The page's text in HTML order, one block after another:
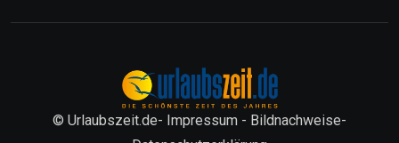
© Urlaubszeit.de- Impressum - Bildnachweise-